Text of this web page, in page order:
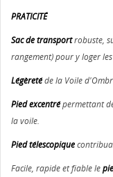
PRATICITÉ
Sac de transportrobuste,
rangement) pour y loger
Légèretéde la Voile
Pied excentrépermettant
la voile.
Pied télescopique
Facile, rapide et fiable le